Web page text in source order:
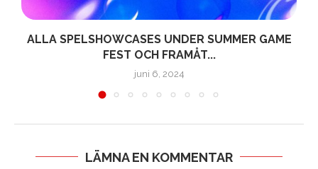
ALLA SPELSHOWCASES UNDER SUMMER GAME
FEST OCH FRAMÅT...
juni 6, 2024
LÄMNA EN KOMMENTAR